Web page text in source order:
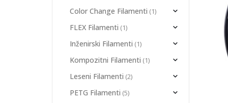
Color Change Filamenti (1)
FLEX Filamenti (1)
Inženirski Filamenti (1)
Kompozitni Filamenti (1)
Leseni Filamenti (2)
PETG Filamenti (5)